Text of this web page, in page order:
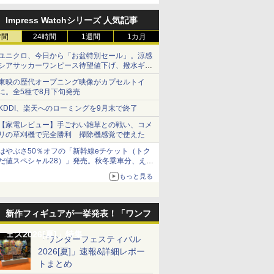
Impress Watchシリーズ 人気記事
24時間 1週間 1カ月
ニクロ、今日から「お盆特別セール」。涼感
アサッカーワンピース待望値下げ、撥水ギア
ョーツは1990円に
映の歴代オープニング映像がカプセルトイ
。全5種で8月下旬発売
、楽天へのローミングを9月末で終了
家電レビュー】手ごわい雑草との戦い、コメ
の草刈機で完全勝利 掃除機感覚で使えた
やぶさ50％オフの「新幹線eチケット（トク
値スペシャル28）」発売。秋冬乗車分、えき
もっと見る
新作フィギュアが一挙発表！「ワンフ
ェス2026[夏]」特集「ワンダーフェスティバル
2026[夏]」速報&詳細レポー
トまとめ